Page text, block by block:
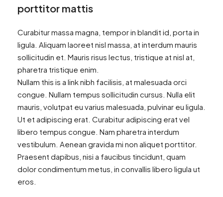
porttitor mattis
Curabitur massa magna, tempor in blandit id, porta in
ligula. Aliquam laoreet nisl massa, at interdum mauris
sollicitudin et. Mauris risus lectus, tristique at nisl at,
pharetra tristique enim.
Nullam this is a link nibh facilisis, at malesuada orci
congue. Nullam tempus sollicitudin cursus. Nulla elit
mauris, volutpat eu varius malesuada, pulvinar eu ligula.
Ut et adipiscing erat. Curabitur adipiscing erat vel
libero tempus congue. Nam pharetra interdum
vestibulum. Aenean gravida mi non aliquet porttitor.
Praesent dapibus, nisi a faucibus tincidunt, quam
dolor condimentum metus, in convallis libero ligula ut
eros.